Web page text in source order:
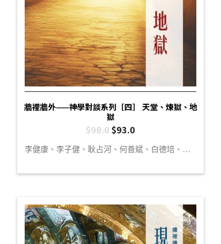
牆裡牆外——神學對談系列［四］ 天堂、煉獄、地
獄
$98.0$93.0
李健康、李子健、耿占河、何善斌、白德培、袁浩俊、陳曉琪、李一帆、楊文傑